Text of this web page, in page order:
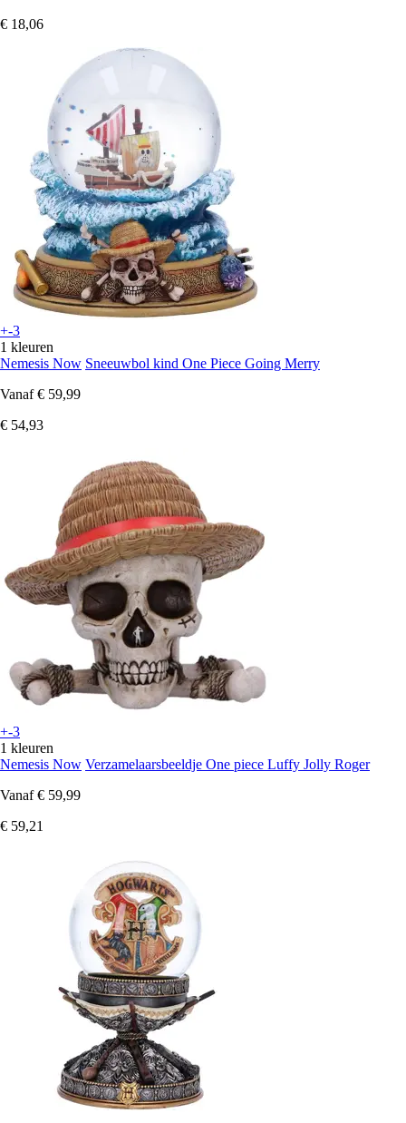
€ 18,06
+-3
1 kleuren
Nemesis Now Sneeuwbol kind One Piece Going Merry
Vanaf € 59,99
€ 54,93
+-3
1 kleuren
Nemesis Now Verzamelaarsbeeldje One piece Luffy Jolly Roger
Vanaf € 59,99
€ 59,21